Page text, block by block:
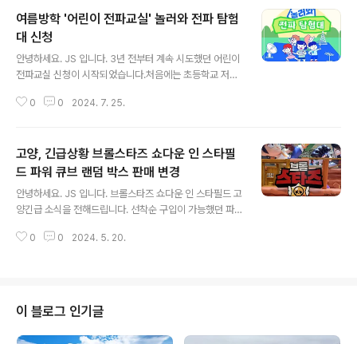
모르죠.아들은 졸업식 연사에서 아름다운 한국에서 초등학
교를 졸업하게 되어 행복하다고 했습니다. 정말 힘들고, 어
렵고, 좌절하고, 시기와 질투가 많아서 힘들었던 기억은 잊
어버렸으면 좋겠습니다. 시즌2 시작을 위해 항공기 탑승저
인천공항 T1 에서 T2로 이동해서 1박을 공항 인근 호텔에
여름방학 '어린이 전파교실' 놀러와 전파 탐험
대 신청
안녕하세요. JS 입니다. 3년 전부터 계속 시도했던 어린이
전파교실 신청이 시작되었습니다.처음에는 초등학교 저학
이 되어도 연령 제한으로 신청이 취소되기도 했습니다. 2
코로나 때 무선키트 제공해 주었을 때가 좋았던 거 같아
요. 5개 기관이 함께 하는 '놀러 와 전파탐험대'교육일정 :
2024년 8월 8일 목요일 ~ 9일 금요일교육시간 : 13:00
~ 17:00 (12:30까지 도착)대상 : 초등학교 5학년 ~ 6학
년, 100명중요 : 주차지원 없음, 학부모 대기 장소 없음 아
래 신청 방법을 따라 회원 가입 후 신청 했어요.가족회원 계
0 0 2024. 7. 25.
고양, 긴급상황 브롤스타즈 쇼다운 인 스타필
드 파워 큐브 랜덤 박스 판매 변경
안녕하세요. JS 입니다. 브롤스타즈 쇼다운 인 스타필드 고
양긴급 소식을 전해드립니다. 선착순 구입이 가능했던 파
매가 가능했습니다. 장소가 스타필드 정문 분수대 앞으로
오전 9시에 배부가 끝났다고...아니 미리 공지해 주던가. 어
디에 써 붙여 놓던가 해야 하는데 말이죠.아침 10시 오픈
시간에 맞춰 부스 앞에 갔더니 이미 끝! 그래서 주말을 피해
0 0 2024. 5. 20.
이 블로그 인기글